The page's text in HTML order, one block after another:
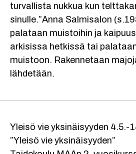
turvallista nukkua kun
sinulle.”Anna Salmisalon
palataan muistoihin ja
arkisissa hetkissä tai
muistoon. Rakennetaan
lähdetään.
Yleisö vie yksinäisyyden 4.5.-
”Yleisö vie yksinäisyyden”